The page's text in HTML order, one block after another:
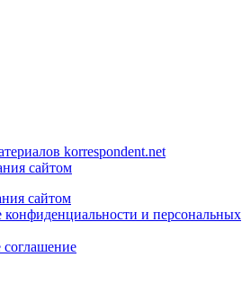
korrespondent.net
сайтом
сайтом
конфиденциальности и персональных
соглашение